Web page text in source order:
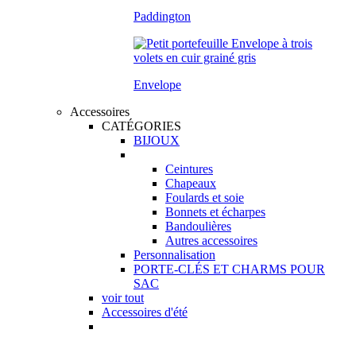
Paddington
Envelope
Accessoires
CATÉGORIES
BIJOUX
Ceintures
Chapeaux
Foulards et soie
Bonnets et écharpes
Bandoulières
Autres accessoires
Personnalisation
PORTE-CLÉS ET CHARMS POUR
SAC
voir tout
Accessoires d'été